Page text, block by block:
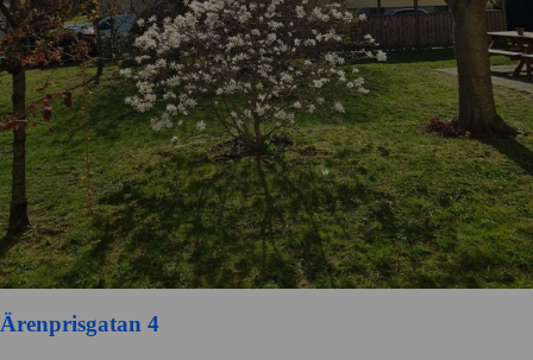
Ärenprisgatan 4